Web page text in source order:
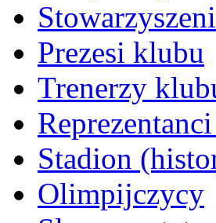
Prezesi klubu
Trenerzy
Stadion
Olimpijczycy